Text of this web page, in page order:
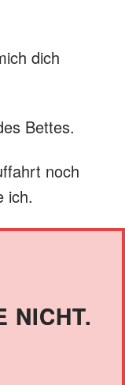
dich
Bettes.
noch
ich.
NICHT.